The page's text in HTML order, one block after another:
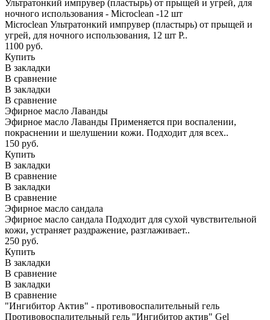
Ультратонкий импрувер (пластырь) от прыщей и угрей, для
ночного использования - Microclean -12 шт
Microclean Ультратонкий импрувер (пластырь) от прыщей и
угрей, для ночного использования, 12 шт Р..
1100 руб.
Купить
В закладки
В сравнение
В закладки
В сравнение
Эфирное масло Лаванды
Эфирное масло Лаванды Применяется при воспалении,
покраснении и шелушении кожи. Подходит для всех..
150 руб.
Купить
В закладки
В сравнение
В закладки
В сравнение
Эфирное масло сандала
Эфирное масло сандала Подходит для сухой чувствительной
кожи, устраняет раздражение, разглаживает..
250 руб.
Купить
В закладки
В сравнение
В закладки
В сравнение
"Ингибитор Актив" - противовоспалительный гель
Противовоспалительный гель "Ингибитор актив" Gel